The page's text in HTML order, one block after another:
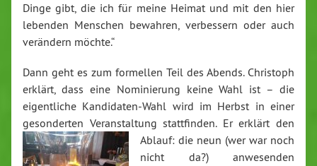
Dinge gibt, die ich für meine Heimat und mit den hier
lebenden Menschen bewahren, verbessern oder auch
verändern möchte.“
Dann geht es zum formellen Teil des Abends. Christoph
erklärt, dass eine Nominierung keine Wahl ist – die
eigentliche Kandidaten-Wahl wird im Herbst in einer
gesonderten Veranstaltung stattfinden. Er erklärt den
Ablauf: die neun (wer war noch
nicht da?) anwesenden